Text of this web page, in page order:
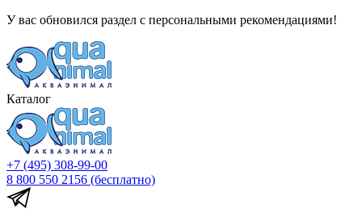
У вас обновился раздел с персональными рекомендациями!
Каталог
+7 (495) 308-99-00
8 800 550 2156 (бесплатно)